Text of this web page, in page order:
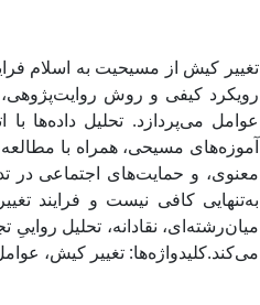
تغییر کیش از مسیحیت به اسلام
رویکرد کیفی و روش روایت‌پژوهی،
عوامل می‌پردازد. تحلیل داده‌ها
آموزه‌های مسیحی، همراه با
معنوی، و حمایت‌های اجتماعی در
به‌تنهایی کافی نیست و فرایند
میان‌رشته‌ای، نقادانه، تحلیل
می‌کند.کلیدواژه‌ها: تغییر کیش،